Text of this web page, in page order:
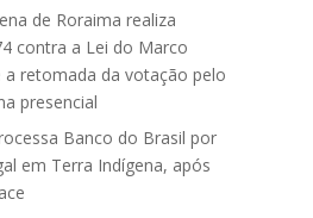
de Roraima realiza
contra a Lei do Marco
a retomada da votação pelo
presencial
Banco do Brasil por
em Terra Indígena, após